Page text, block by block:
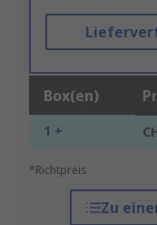
Box(en)
1 +
*Richtpreis
Zu